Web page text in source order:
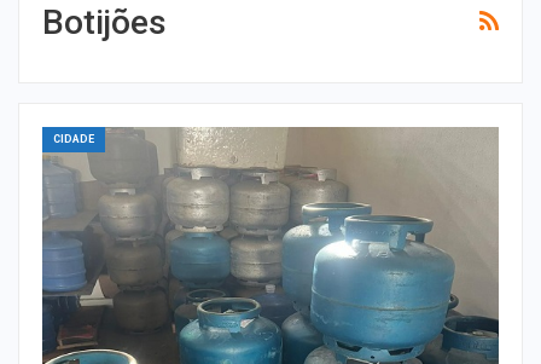
Botijões
CIDADE